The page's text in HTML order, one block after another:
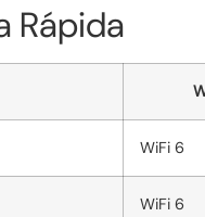
Rápida
WiFi 6
WiFi 6